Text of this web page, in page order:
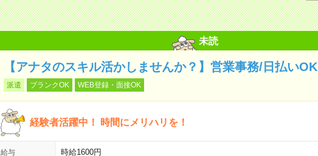
未読
【アナタのスキル活かしませんか？】営業事務/日払いOK
派遣 ブランクOK WEB登録・面接OK
経験者活躍中！ 時間にメリハリを！
給与 時給1600円